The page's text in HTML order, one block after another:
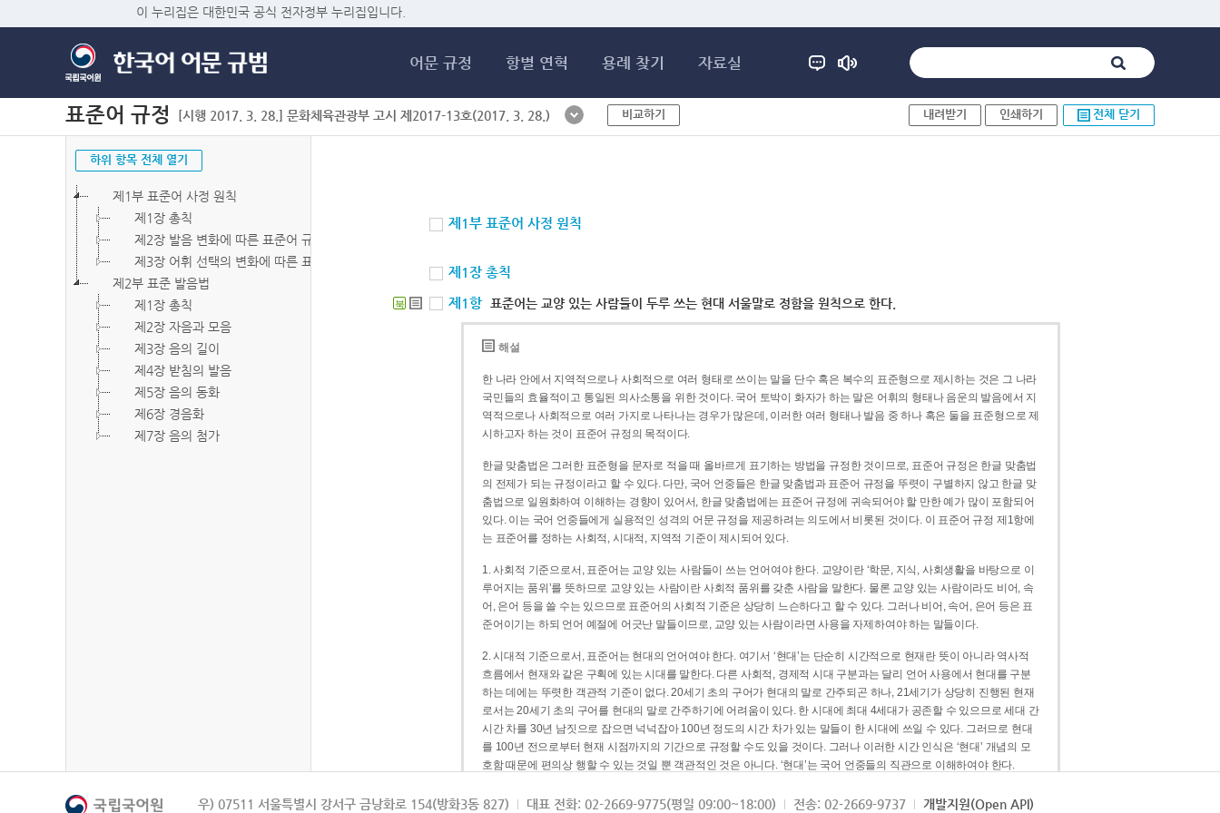
이 누리집은 대한민국 공식 전자정부 누리집입니다.
어문 규정 항별 연혁 용례 찾기 자료실
표준어 규정 [시행 2017. 3. 28.] 문화체육관광부 고시 제2017-13호(2017. 3. 28.) 비교하기 내려받기 인쇄하기 전체 닫기
하위 항목 전체 열기
제1부 표준어 사정 원칙
제1장 총칙
제2장 발음 변화에 따른 표준어 규정
제3장 어휘 선택의 변화에 따른 표준어 규정
제2부 표준 발음법
제1장 총칙
제2장 자음과 모음
제3장 음의 길이
제4장 받침의 발음
제5장 음의 동화
제6장 경음화
제7장 음의 첨가
제1부 표준어 사정 원칙
제1장 총칙
북 제1항 표준어는 교양 있는 사람들이 두루 쓰는 현대 서울말로 정함을 원칙으로 한다.
해설
한 나라 안에서 지역적으로나 사회적으로 여러 형태로 쓰이는 말을 단수 혹은 복수의 표준형으로 제시하는 것은 그 나라
국민들의 효율적이고 통일된 의사소통을 위한 것이다. 국어 토박이 화자가 하는 말은 어휘의 형태나 음운의 발음에서 지
역적으로나 사회적으로 여러 가지로 나타나는 경우가 많은데, 이러한 여러 형태나 발음 중 하나 혹은 둘을 표준형으로 제
시하고자 하는 것이 표준어 규정의 목적이다.
한글 맞춤법은 그러한 표준형을 문자로 적을 때 올바르게 표기하는 방법을 규정한 것이므로, 표준어 규정은 한글 맞춤법
의 전제가 되는 규정이라고 할 수 있다. 다만, 국어 언중들은 한글 맞춤법과 표준어 규정을 뚜렷이 구별하지 않고 한글 맞
춤법으로 일원화하여 이해하는 경향이 있어서, 한글 맞춤법에는 표준어 규정에 귀속되어야 할 만한 예가 많이 포함되어
있다. 이는 국어 언중들에게 실용적인 성격의 어문 규정을 제공하려는 의도에서 비롯된 것이다. 이 표준어 규정 제1항에
는 표준어를 정하는 사회적, 시대적, 지역적 기준이 제시되어 있다.
1. 사회적 기준으로서, 표준어는 교양 있는 사람들이 쓰는 언어여야 한다. 교양이란 ‘학문, 지식, 사회생활을 바탕으로 이
루어지는 품위’를 뜻하므로 교양 있는 사람이란 사회적 품위를 갖춘 사람을 말한다. 물론 교양 있는 사람이라도 비어, 속
어, 은어 등을 쓸 수는 있으므로 표준어의 사회적 기준은 상당히 느슨하다고 할 수 있다. 그러나 비어, 속어, 은어 등은 표
준어이기는 하되 언어 예절에 어긋난 말들이므로, 교양 있는 사람이라면 사용을 자제하여야 하는 말들이다.
2. 시대적 기준으로서, 표준어는 현대의 언어여야 한다. 여기서 ‘현대’는 단순히 시간적으로 현재란 뜻이 아니라 역사적
흐름에서 현재와 같은 구획에 있는 시대를 말한다. 다른 사회적, 경제적 시대 구분과는 달리 언어 사용에서 현대를 구분
하는 데에는 뚜렷한 객관적 기준이 없다. 20세기 초의 구어가 현대의 말로 간주되곤 하나, 21세기가 상당히 진행된 현재
로서는 20세기 초의 구어를 현대의 말로 간주하기에 어려움이 있다. 한 시대에 최대 4세대가 공존할 수 있으므로 세대 간
시간 차를 30년 남짓으로 잡으면 넉넉잡아 100년 정도의 시간 차가 있는 말들이 한 시대에 쓰일 수 있다. 그러므로 현대
를 100년 전으로부터 현재 시점까지의 기간으로 규정할 수도 있을 것이다. 그러나 이러한 시간 인식은 ‘현대’ 개념의 모
호함 때문에 편의상 행할 수 있는 것일 뿐 객관적인 것은 아니다. ‘현대’는 국어 언중들의 직관으로 이해하여야 한다.
3. 지역적 기준으로서, 표준어는 서울말이어야 한다. 이는 표준어의 공용어적 성격을 가장 크게 드러내 주는 기준이다.
우) 07511 서울특별시 강서구 금낭화로 154(방화3동 827) 대표 전화: 02-2669-9775(평일 09:00~18:00) 전송: 02-2669-9737 개발지원(Open API)